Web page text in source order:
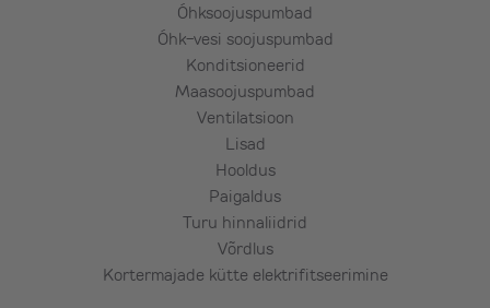
Õhksoojuspumbad
Õhk-vesi soojuspumbad
Konditsioneerid
Maasoojuspumbad
Ventilatsioon
Lisad
Hooldus
Paigaldus
Turu hinnaliidrid
Võrdlus
Kortermajade kütte elektrifitseerimine